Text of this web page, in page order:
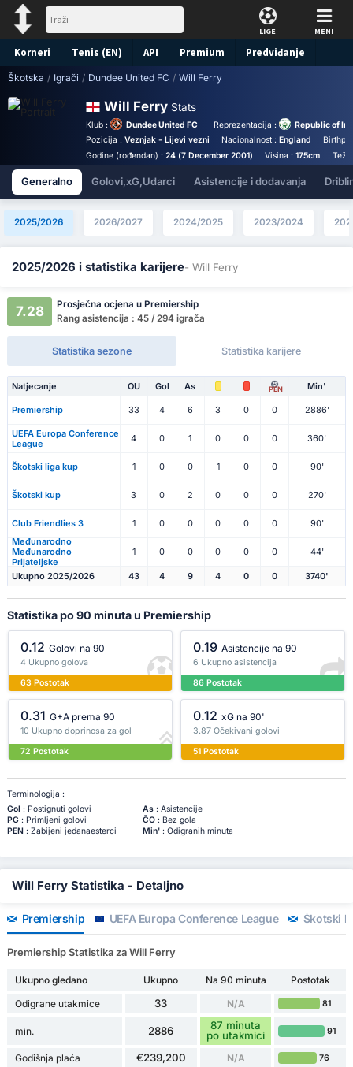
LIGE MENI
Korneri Tenis (EN) API Premium Predviđanje
Škotska / Igrači / Dundee United FC / Will Ferry
Will Ferry Stats
Klub : Dundee United FC Reprezentacija :
Republic of
Pozicija : Veznjak - Lijevi vezni Nacionalnost :England
Godine (rođendan) : 24 (7 December 2001) Visina :175cm
Generalno Golovi,xG,Udarci Asistencije i dodavanja
2025/2026 2026/2027 2024/2025 2023/2024
2025/2026 i statistika karijere- Will Ferry
7.28
Prosječna ocjena u Premiership
Rang asistencija : 45 / 294 igrača
Statistika sezone Statistika karijere
Natjecanje OU Gol As PEN Min'
Premiership 33 4 6 3 0 0 2886'
UEFA Europa Conference
League
4 0 1 0 0 0 360'
Škotski liga kup 1 0 0 1 0 0 90'
Škotski kup 3 0 2 0 0 0 270'
Club Friendlies 3 1 0 0 0 0 0
90'
Međunarodno
Međunarodno
Prijateljske
1 0 0 0 0 0 44'
Ukupno 2025/2026 43 4 9 4 0 0 3740'
Statistika po 90 minuta u Premiership
0.12 Golovi na 90
4 Ukupno golova
63 Postotak
0.19 Asistencije na 90
6 Ukupno asistencija
86 Postotak
0.31 G+A prema 90
10 Ukupno doprinosa za gol
72 Postotak
0.12 xG na 90'
3.87 Očekivani golovi
51 Postotak
Terminologija :
Gol : Postignuti golovi As: Asistencije
PG: Primljeni golovi ČO: Bez gola
PEN: Zabijeni jedanaesterci Min': Odigranih minuta
Will Ferry Statistika - Detaljno
Premiership UEFA Europa Conference League Škotski
Premiership Statistika za Will Ferry
Ukupno gledano Ukupno Na 90 minuta
Postotak
Odigrane utakmice
33 N/A 81
min. 2886
87 minuta
po utakmici
91
Godišnja plaća €239,200 N/A 76